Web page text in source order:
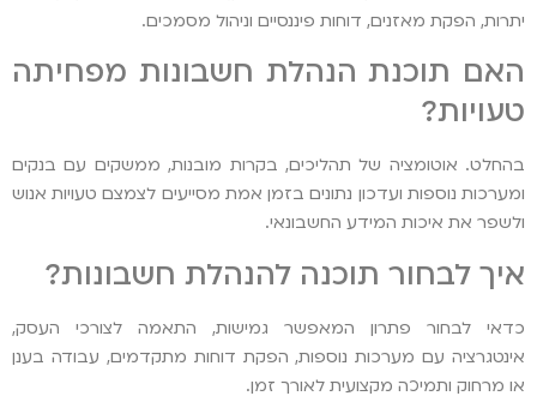
יתרות, הפקת מאזנים, דוחות פיננסיים וניהול מסמכים.
האם תוכנת הנהלת חשבונות מפחיתה
טעויות?
בהחלט. אוטומציה של תהליכים, בקרות מובנות, ממשקים עם בנקים
ומערכות נוספות ועדכון נתונים בזמן אמת מסייעים לצמצם טעויות אנוש
ולשפר את איכות המידע החשבונאי.
איך לבחור תוכנה להנהלת חשבונות?
כדאי לבחור פתרון המאפשר גמישות, התאמה לצורכי העסק,
אינטגרציה עם מערכות נוספות, הפקת דוחות מתקדמים, עבודה בענן
או מרחוק ותמיכה מקצועית לאורך זמן.